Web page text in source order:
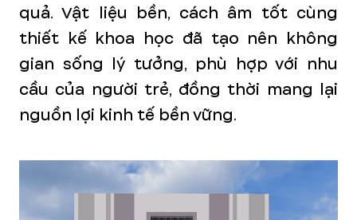
quả. Vật liệu bền, cách âm tốt cùng
thiết kế khoa học đã tạo nên không
gian sống lý tưởng, phù hợp với nhu
cầu của người trẻ, đồng thời mang lại
nguồn lợi kinh tế bền vững.